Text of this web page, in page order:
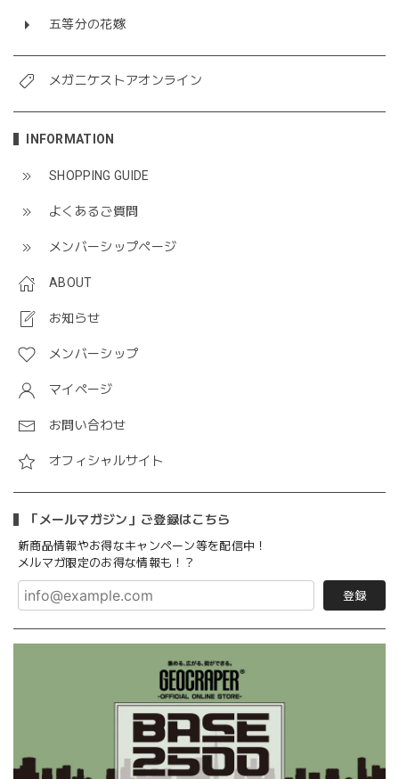
五等分の花嫁
メガニケストアオンライン
INFORMATION
SHOPPING GUIDE
よくあるご質問
メンバーシップページ
ABOUT
お知らせ
メンバーシップ
マイページ
お問い合わせ
オフィシャルサイト
「メールマガジン」ご登録はこちら
新商品情報やお得なキャンペーン等を配信中！
メルマガ限定のお得な情報も！？
登録